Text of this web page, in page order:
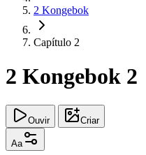
2 Kongebok
Capítulo 2
2 Kongebok 2
Ouvir Criar
Aa